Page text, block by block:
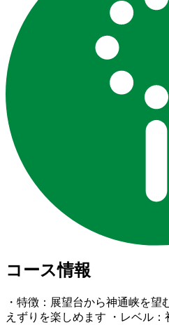
コース情報
・特徴：展望台から神通峡を望
えずりを楽しめます ・レベル